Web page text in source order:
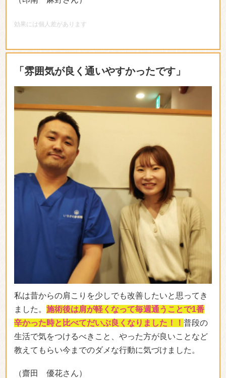
途中でやめてしまいました。
つけ、不安はありましたが行ってみようと思いまし
た。院の中に入ってびっくりでした。とってもとって
した。通っている内にここを選んでよかったと思うよ
うになり、次回予約がとっても楽しみでした。施術が
終わった後は体全体がとっても軽くうきうきした気分
で帰れます。平井先生との会話も楽しくいつしかプラ
イベートまで先生に相談していました。先生を信じて
通い続けたことが嬉しいです。痛みはもうありませ
ん。ありがとうございました。感謝の気持ちでいっぱ
いです。
（夏井 みどりさん）
＊効果には個人差があります
「治したい気持ちが強かったです」